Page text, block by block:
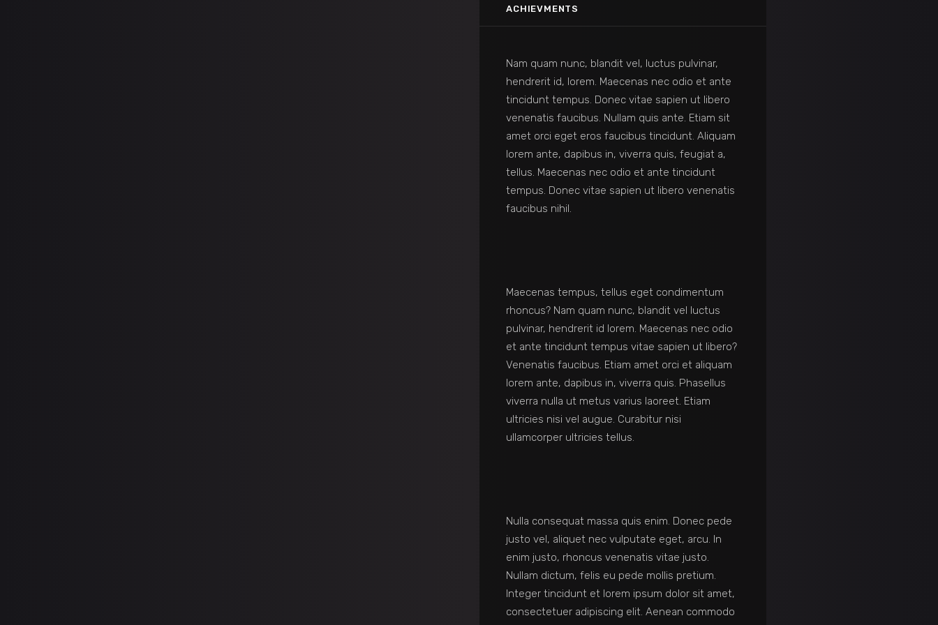
ACHIEVMENTS
Nam quam nunc, blandit vel, luctus pulvinar,
hendrerit id, lorem. Maecenas nec odio et ante
tincidunt tempus. Donec vitae sapien ut libero
venenatis faucibus. Nullam quis ante. Etiam sit
amet orci eget eros faucibus tincidunt. Aliquam
lorem ante, dapibus in, viverra quis, feugiat a,
tellus. Maecenas nec odio et ante tincidunt
tempus. Donec vitae sapien ut libero venenatis
faucibus nihil.
Maecenas tempus, tellus eget condimentum
rhoncus? Nam quam nunc, blandit vel luctus
pulvinar, hendrerit id lorem. Maecenas nec odio
et ante tincidunt tempus vitae sapien ut libero?
Venenatis faucibus. Etiam amet orci et aliquam
lorem ante, dapibus in, viverra quis. Phasellus
viverra nulla ut metus varius laoreet. Etiam
ultricies nisi vel augue. Curabitur nisi
ullamcorper ultricies tellus.
Nulla consequat massa quis enim. Donec pede
justo vel, aliquet nec vulputate eget, arcu. In
enim justo, rhoncus venenatis vitae justo.
Nullam dictum, felis eu pede mollis pretium.
Integer tincidunt et lorem ipsum dolor sit amet,
consectetuer adipiscing elit. Aenean commodo